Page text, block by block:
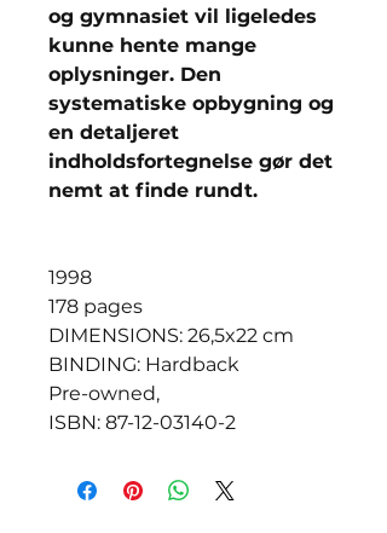
og gymnasiet vil ligeledes
kunne hente mange
oplysninger. Den
systematiske opbygning og
en detaljeret
indholdsfortegnelse gør det
nemt at finde rundt.
1998
178 pages
DIMENSIONS: 26,5x22 cm
BINDING: Hardback
Pre-owned,
ISBN: 87-12-03140-2